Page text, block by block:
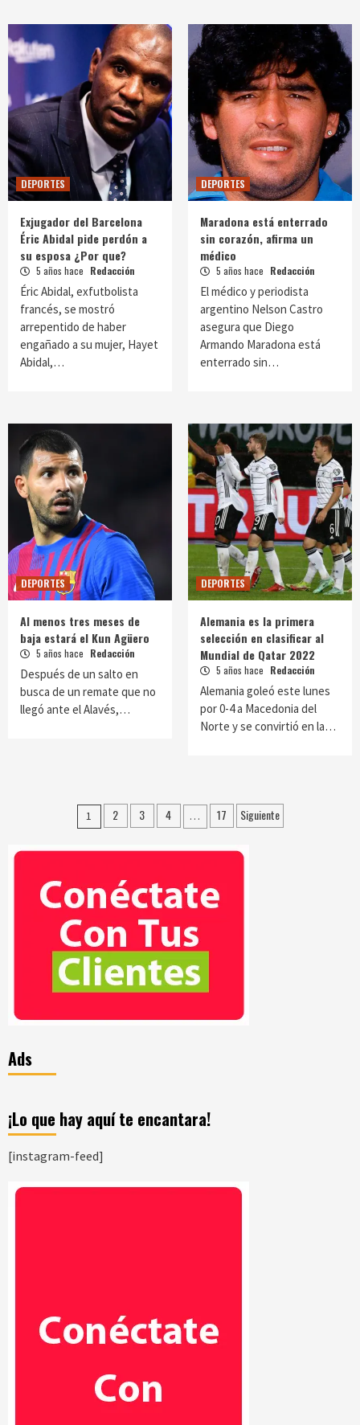
DEPORTES
Exjugador del Barcelona
Éric Abidal pide perdón a
su esposa ¿Por que?
5 años hace Redacción
Éric Abidal, exfutbolista
francés, se mostró
arrepentido de haber
engañado a su mujer, Hayet
Abidal,…
DEPORTES
Maradona está enterrado
sin corazón, afirma un
médico
5 años hace Redacción
El médico y periodista
argentino Nelson Castro
asegura que Diego
Armando Maradona está
enterrado sin…
DEPORTES
Al menos tres meses de
baja estará el Kun Agüero
5 años hace Redacción
Después de un salto en
busca de un remate que no
llegó ante el Alavés,…
DEPORTES
Alemania es la primera
selección en clasificar al
Mundial de Qatar 2022
5 años hace Redacción
Alemania goleó este lunes
por 0-4 a Macedonia del
Norte y se convirtió en la…
Paginación
de
entradas
1 2 3 4 … 17 Siguiente
Ads
¡Lo que hay aquí te encantara!
[instagram-feed]